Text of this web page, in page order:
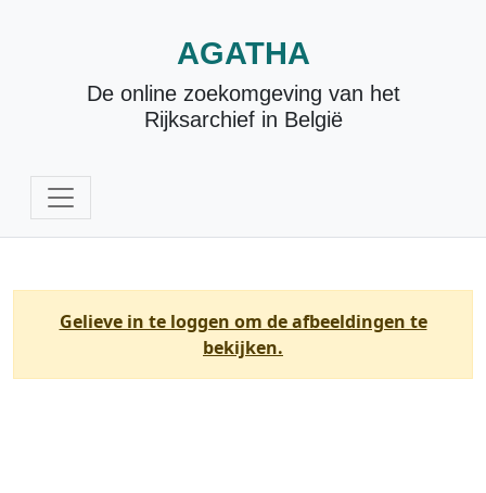
AGATHA
De online zoekomgeving van het
Rijksarchief in België
Gelieve in te loggen om de afbeeldingen te
bekijken.